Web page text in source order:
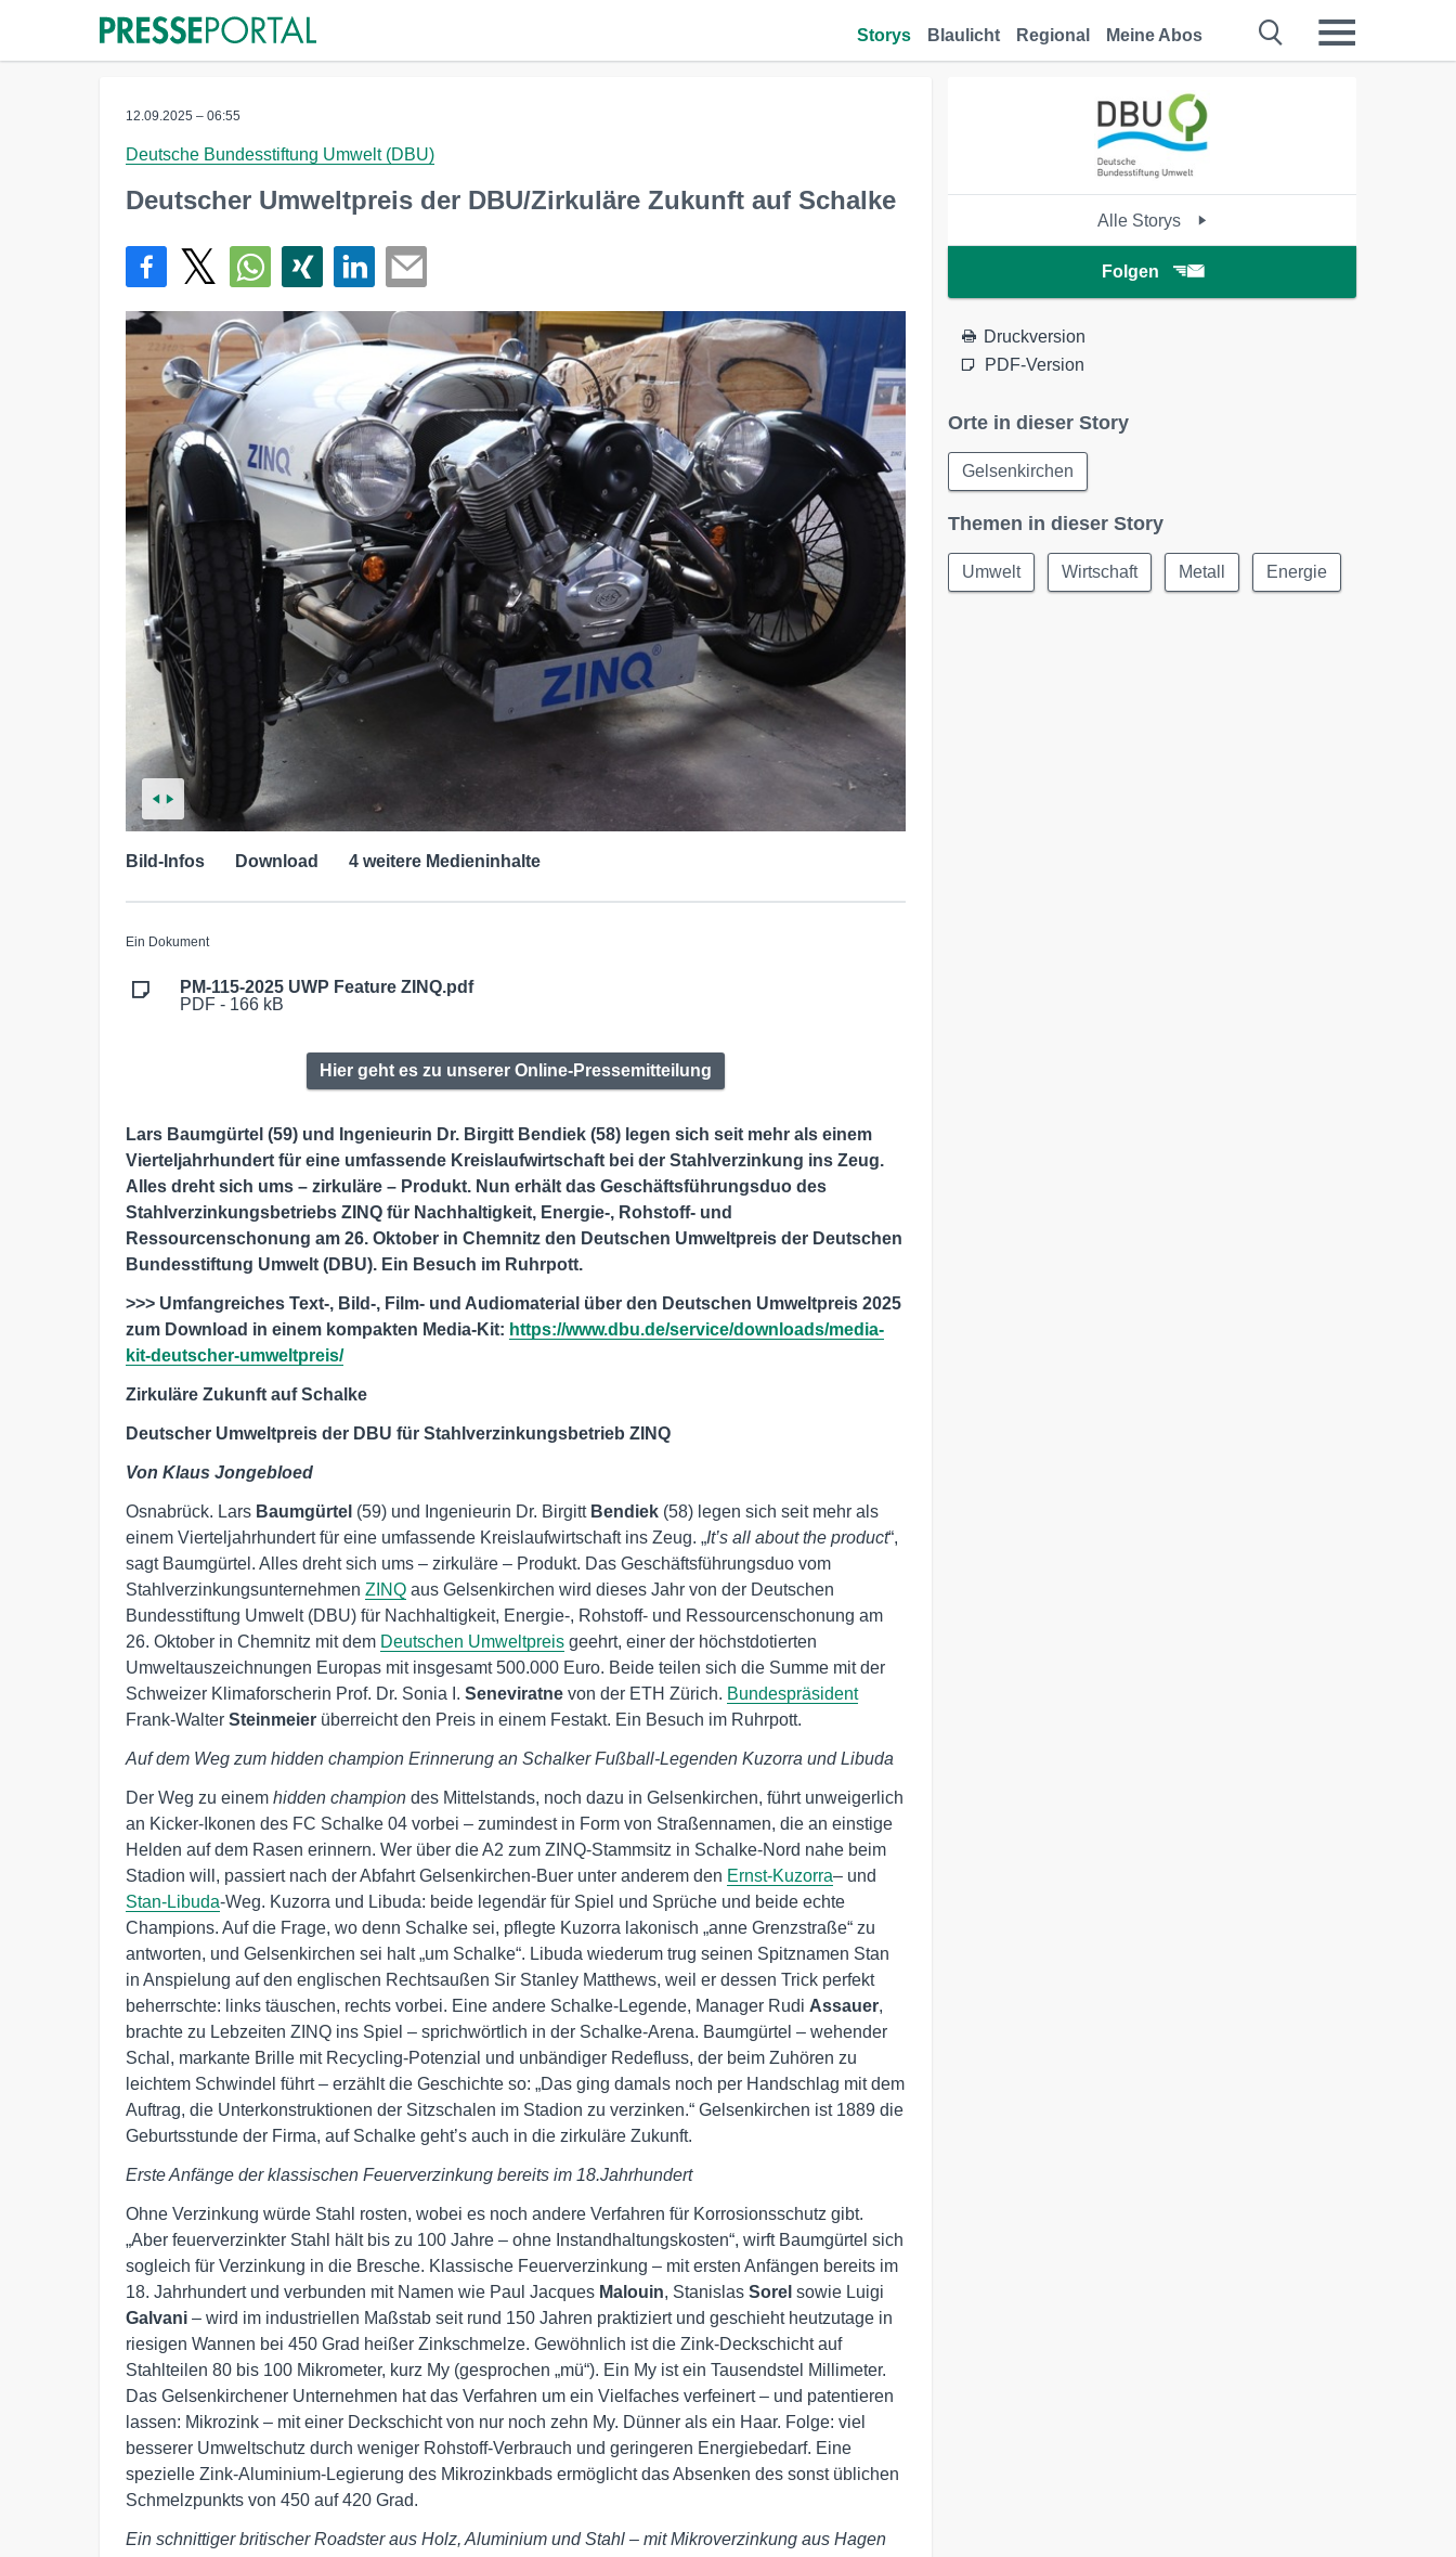
Storys Blaulicht Regional Meine Abos
12.09.2025 – 06:55
Deutsche Bundesstiftung Umwelt (DBU)
Deutscher Umweltpreis der DBU/Zirkuläre Zukunft auf Schalke
Bild-Infos Download 4 weitere Medieninhalte
Ein Dokument
PM-115-2025 UWP Feature ZINQ.pdf
PDF - 166 kB
Hier geht es zu unserer Online-Pressemitteilung
Lars Baumgürtel (59) und Ingenieurin Dr. Birgitt Bendiek (58) legen sich seit mehr als einem
Vierteljahrhundert für eine umfassende Kreislaufwirtschaft bei der Stahlverzinkung ins Zeug.
Alles dreht sich ums – zirkuläre – Produkt. Nun erhält das Geschäftsführungsduo des
Stahlverzinkungsbetriebs ZINQ für Nachhaltigkeit, Energie-, Rohstoff- und
Ressourcenschonung am 26. Oktober in Chemnitz den Deutschen Umweltpreis der Deutschen
Bundesstiftung Umwelt (DBU). Ein Besuch im Ruhrpott.
>>> Umfangreiches Text-, Bild-, Film- und Audiomaterial über den Deutschen Umweltpreis 2025
zum Download in einem kompakten Media-Kit: https://www.dbu.de/service/downloads/media-
kit-deutscher-umweltpreis/
Zirkuläre Zukunft auf Schalke
Deutscher Umweltpreis der DBU für Stahlverzinkungsbetrieb ZINQ
Von Klaus Jongebloed
Osnabrück. Lars Baumgürtel (59) und Ingenieurin Dr. Birgitt Bendiek (58) legen sich seit mehr als
einem Vierteljahrhundert für eine umfassende Kreislaufwirtschaft ins Zeug. „It’s all about the product“,
sagt Baumgürtel. Alles dreht sich ums – zirkuläre – Produkt. Das Geschäftsführungsduo vom
Stahlverzinkungsunternehmen ZINQ aus Gelsenkirchen wird dieses Jahr von der Deutschen
Bundesstiftung Umwelt (DBU) für Nachhaltigkeit, Energie-, Rohstoff- und Ressourcenschonung am
26. Oktober in Chemnitz mit dem Deutschen Umweltpreis geehrt, einer der höchstdotierten
Umweltauszeichnungen Europas mit insgesamt 500.000 Euro. Beide teilen sich die Summe mit der
Schweizer Klimaforscherin Prof. Dr. Sonia I. Seneviratne von der ETH Zürich. Bundespräsident
Frank-Walter Steinmeier überreicht den Preis in einem Festakt. Ein Besuch im Ruhrpott.
Auf dem Weg zum hidden champion Erinnerung an Schalker Fußball-Legenden Kuzorra und Libuda
Der Weg zu einem hidden champion des Mittelstands, noch dazu in Gelsenkirchen, führt unweigerlich
an Kicker-Ikonen des FC Schalke 04 vorbei – zumindest in Form von Straßennamen, die an einstige
Helden auf dem Rasen erinnern. Wer über die A2 zum ZINQ-Stammsitz in Schalke-Nord nahe beim
Stadion will, passiert nach der Abfahrt Gelsenkirchen-Buer unter anderem den Ernst-Kuzorra– und
Stan-Libuda-Weg. Kuzorra und Libuda: beide legendär für Spiel und Sprüche und beide echte
Champions. Auf die Frage, wo denn Schalke sei, pflegte Kuzorra lakonisch „anne Grenzstraße“ zu
antworten, und Gelsenkirchen sei halt „um Schalke“. Libuda wiederum trug seinen Spitznamen Stan
in Anspielung auf den englischen Rechtsaußen Sir Stanley Matthews, weil er dessen Trick perfekt
beherrschte: links täuschen, rechts vorbei. Eine andere Schalke-Legende, Manager Rudi Assauer,
brachte zu Lebzeiten ZINQ ins Spiel – sprichwörtlich in der Schalke-Arena. Baumgürtel – wehender
Schal, markante Brille mit Recycling-Potenzial und unbändiger Redefluss, der beim Zuhören zu
leichtem Schwindel führt – erzählt die Geschichte so: „Das ging damals noch per Handschlag mit dem
Auftrag, die Unterkonstruktionen der Sitzschalen im Stadion zu verzinken.“ Gelsenkirchen ist 1889 die
Geburtsstunde der Firma, auf Schalke geht’s auch in die zirkuläre Zukunft.
Erste Anfänge der klassischen Feuerverzinkung bereits im 18.Jahrhundert
Ohne Verzinkung würde Stahl rosten, wobei es noch andere Verfahren für Korrosionsschutz gibt.
„Aber feuerverzinkter Stahl hält bis zu 100 Jahre – ohne Instandhaltungskosten“, wirft Baumgürtel sich
sogleich für Verzinkung in die Bresche. Klassische Feuerverzinkung – mit ersten Anfängen bereits im
18. Jahrhundert und verbunden mit Namen wie Paul Jacques Malouin, Stanislas Sorel sowie Luigi
Galvani – wird im industriellen Maßstab seit rund 150 Jahren praktiziert und geschieht heutzutage in
riesigen Wannen bei 450 Grad heißer Zinkschmelze. Gewöhnlich ist die Zink-Deckschicht auf
Stahlteilen 80 bis 100 Mikrometer, kurz My (gesprochen „mü“). Ein My ist ein Tausendstel Millimeter.
Das Gelsenkirchener Unternehmen hat das Verfahren um ein Vielfaches verfeinert – und patentieren
lassen: Mikrozink – mit einer Deckschicht von nur noch zehn My. Dünner als ein Haar. Folge: viel
besserer Umweltschutz durch weniger Rohstoff-Verbrauch und geringeren Energiebedarf. Eine
spezielle Zink-Aluminium-Legierung des Mikrozinkbads ermöglicht das Absenken des sonst üblichen
Schmelzpunkts von 450 auf 420 Grad.
Ein schnittiger britischer Roadster aus Holz, Aluminium und Stahl – mit Mikroverzinkung aus Hagen
Alle Storys
Folgen
Druckversion
PDF-Version
Orte in dieser Story
Gelsenkirchen
Themen in dieser Story
Umwelt Wirtschaft Metall Energie